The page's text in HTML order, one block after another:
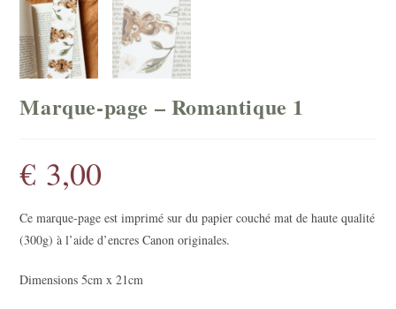
Marque-page – Romantique 1
€ 3,00
Ce marque-page est imprimé sur du papier couché mat de haute qualité
(300g) à l’aide d’encres Canon originales.
Dimensions 5cm x 21cm